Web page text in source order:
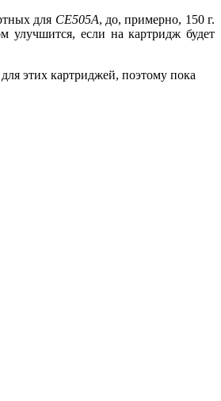
для CE505A, до, примерно, 150 г.
улучшится, если на картридж будет
этих картриджей, поэтому пока